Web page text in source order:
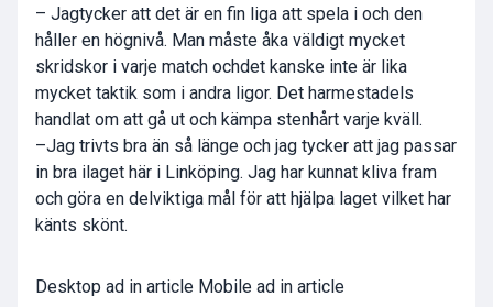
– Jagtycker att det är en fin liga att spela i och den
håller en högnivå. Man måste åka väldigt mycket
skridskor i varje match ochdet kanske inte är lika
mycket taktik som i andra ligor. Det harmestadels
handlat om att gå ut och kämpa stenhårt varje kväll.
–Jag trivts bra än så länge och jag tycker att jag passar
in bra ilaget här i Linköping. Jag har kunnat kliva fram
och göra en delviktiga mål för att hjälpa laget vilket har
känts skönt.
Desktop ad in article Mobile ad in article